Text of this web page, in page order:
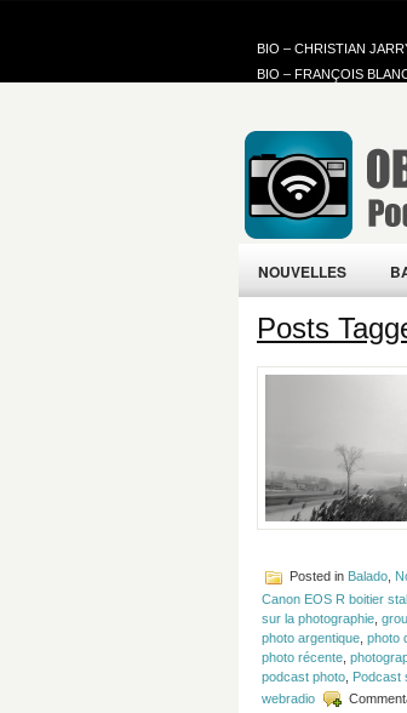
BIO – CHRISTIAN
BIO – FRANÇOIS
NOUVELLES
Posts
Posted in Balado
Canon EOS R boitier
sur la photographie
photo argentique photo
photo récente
podcast photo Podcast
webradio